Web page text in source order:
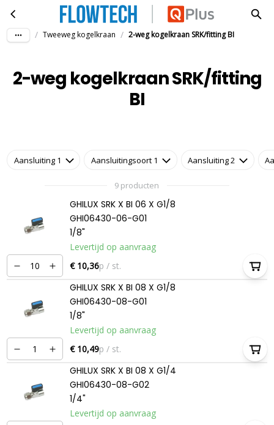
Ga naar hoofdinhoud2-weg kogelkraan SRK/fitting BI
/ Tweeweg kogelkraan / 2-weg kogelkraan SRK/fitting BI
2-weg kogelkraan SRK/fitting
BI
Aansluiting 1 Aansluitingsoort 1 Aansluiting 2
9 producten
GHILUX SRK X BI 06 X G1/8
GHI06430-06-G01
1/8"
Levertijd op aanvraag
€ 10,36p / st.
GHILUX SRK X BI 08 X G1/8
GHI06430-08-G01
1/8"
Levertijd op aanvraag
€ 10,49p / st.
GHILUX SRK X BI 08 X G1/4
GHI06430-08-G02
1/4"
Levertijd op aanvraag